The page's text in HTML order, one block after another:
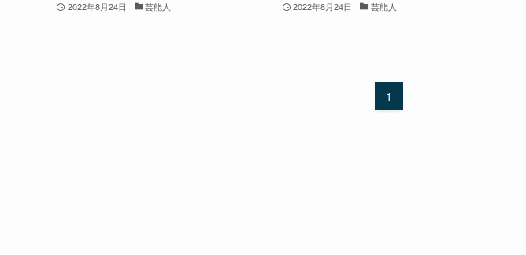
2022年8月24日 芸能人 2022年8月24日 芸能人
1